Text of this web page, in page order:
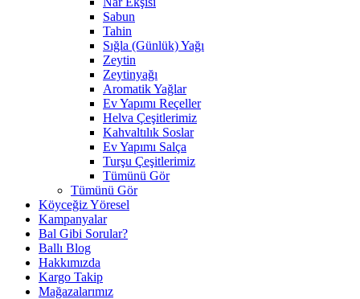
Sabun
Tahin
Sığla (Günlük) Yağı
Zeytin
Zeytinyağı
Aromatik Yağlar
Ev Yapımı Reçeller
Helva Çeşitlerimiz
Kahvaltılık Soslar
Ev Yapımı Salça
Turşu Çeşitlerimiz
Tümünü Gör
Tümünü Gör
Köyceğiz Yöresel
Kampanyalar
Bal Gibi Sorular?
Ballı Blog
Hakkımızda
Kargo Takip
Mağazalarımız